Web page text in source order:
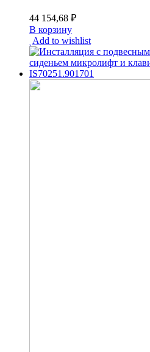
44 154,68 ₽
В корзину
Add to wishlist